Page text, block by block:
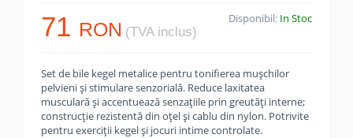
71 RON (TVA inclus)
Disponibil: In Stoc
Set de bile kegel metalice pentru tonifierea mușchilor
pelvieni și stimulare senzorială. Reduce laxitatea
musculară și accentuează senzațiile prin greutăți interne;
construcție rezistentă din oțel și cablu din nylon. Potrivite
pentru exerciții kegel și jocuri intime controlate.